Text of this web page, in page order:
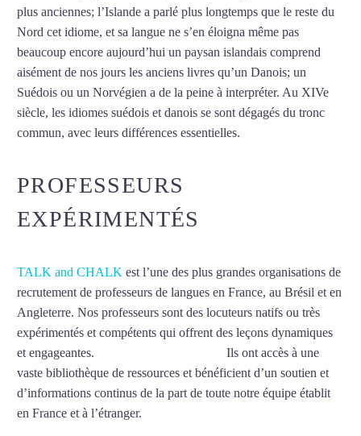
plus anciennes; l’Islande a parlé plus longtemps que le reste du
Nord cet idiome, et sa langue ne s’en éloigna même pas
beaucoup encore aujourd’hui un paysan islandais comprend
aisément de nos jours les anciens livres qu’un Danois; un
Suédois ou un Norvégien a de la peine à interpréter. Au XIVe
siècle, les idiomes suédois et danois se sont dégagés du tronc
commun, avec leurs différences essentielles.
PROFESSEURS
EXPÉRIMENTÉS
TALK and CHALK est l’une des plus grandes organisations de
recrutement de professeurs de langues en France, au Brésil et en
Angleterre. Nos professeurs sont des locuteurs natifs ou très
expérimentés et compétents qui offrent des leçons dynamiques
et engageantes.
Ils ont accès à une
vaste bibliothèque de ressources et bénéficient d’un soutien et
d’informations continus de la part de toute notre équipe établit
en France et à l’étranger.